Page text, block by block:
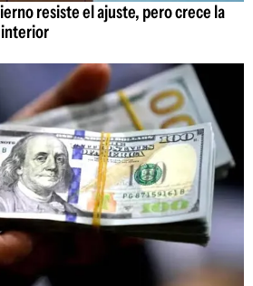
resiste el ajuste, pero crece la
interior